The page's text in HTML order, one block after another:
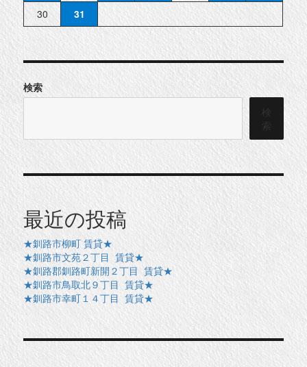
30 31
検索
検
索
最近の投稿
★釧路市柳町 賃貸★
★釧路市文苑２丁目 賃貸★
★釧路郡釧路町新開２丁目 賃貸★
★釧路市鳥取北９丁目 賃貸★
★釧路市幸町１４丁目 賃貸★